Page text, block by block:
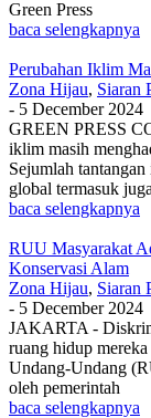
Green Press
baca selengkapnya
Perubahan Iklim
Zona Hijau, Siaran
- 5 December 2024
GREEN PRESS
iklim masih
Sejumlah
global termasuk juga
baca selengkapnya
RUU Masyarakat
Konservasi Alam
Zona Hijau, Siaran
- 5 December 2024
JAKARTA -
ruang hidup
Undang-Undang
oleh pemerintah
baca selengkapnya